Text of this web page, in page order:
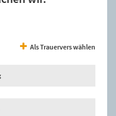
Als Trauervers wählen